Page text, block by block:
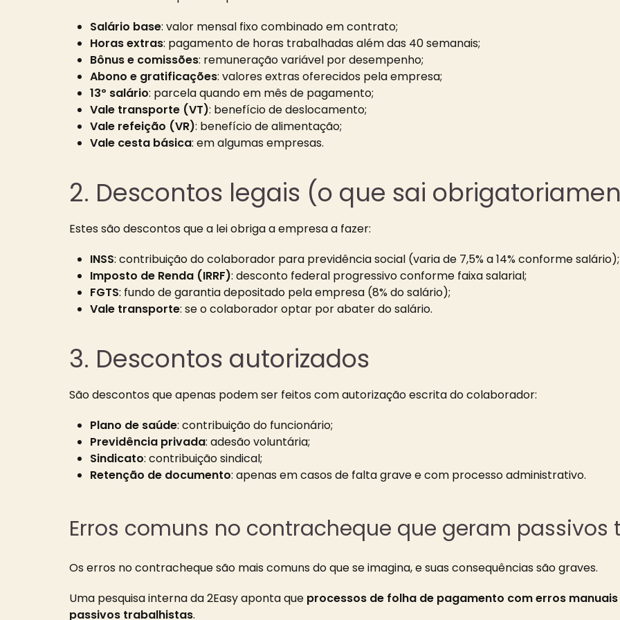
Salário base: valor mensal fixo combinado em contrato;
Horas extras: pagamento de horas trabalhadas além das 40 semanais;
Bônus e comissões: remuneração variável por desempenho;
Abono e gratificações: valores extras oferecidos pela empresa;
13º salário: parcela quando em mês de pagamento;
Vale transporte (VT): benefício de deslocamento;
Vale refeição (VR): benefício de alimentação;
Vale cesta básica: em algumas empresas.
2. Descontos legais (o que sai
Estes são descontos que a lei obriga a empresa a fazer:
INSS: contribuição do colaborador para previdência social (varia de 7,5% a 14% conforme salário);
Imposto de Renda (IRRF): desconto federal progressivo conforme faixa salarial;
FGTS: fundo de garantia depositado pela empresa (8% do salário);
Vale transporte: se o colaborador optar por abater do salário.
3. Descontos autorizados
São descontos que apenas podem ser feitos com autorização escrita do colaborador:
Plano de saúde: contribuição do funcionário;
Previdência privada: adesão voluntária;
Sindicato: contribuição sindical;
Retenção de documento: apenas em casos de falta grave e com processo administrativo.
Erros comuns no contracheque que geram passivos
Os erros no contracheque são mais comuns do que se imagina, e suas consequências são graves.
Uma pesquisa interna da 2Easy aponta que processos de folha de pagamento com erros
passivos trabalhistas.